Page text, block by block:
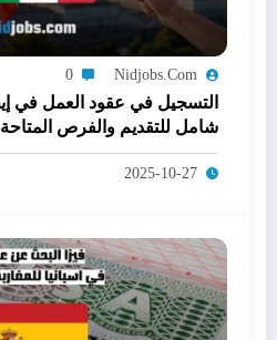
Nidjobs.com
0
شامل للتقديم والفرص المتاحة
2025-10-27